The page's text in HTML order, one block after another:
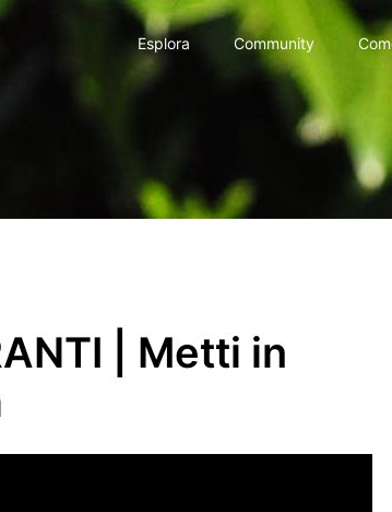
Esplora Community
| Metti in